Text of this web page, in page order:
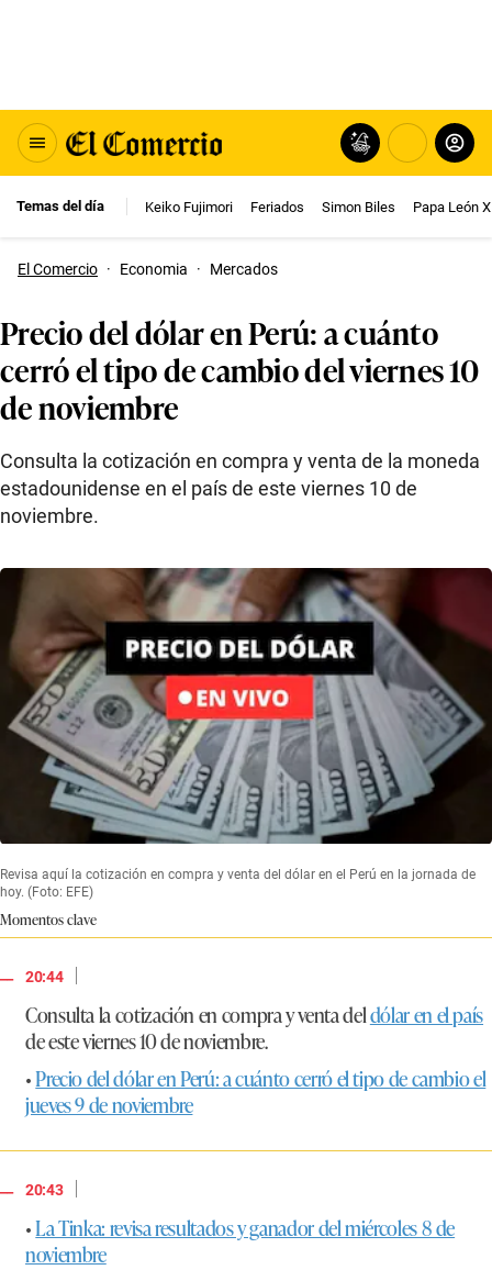
Temas del día Keiko Fujimori Feriados Simon Biles Papa León
El Comercio · Economia · Mercados
Precio del dólar en Perú: a cuánto
cerró el tipo de cambio del viernes 10
de noviembre
Consulta la cotización en compra y venta de la moneda
estadounidense en el país de este viernes 10 de
noviembre.
Revisa aquí la cotización en compra y venta del dólar en el Perú en la jornada de
hoy. (Foto: EFE)
Momentos clave
20:44
|
Consulta la cotización en compra y venta deldólar en el país
de este viernes 10 de noviembre.
•Precio del dólar en Perú: a cuánto cerró el tipo de cambio el
jueves 9 de noviembre
20:43
|
•La Tinka: revisa resultados y ganador del miércoles 8 de
noviembre